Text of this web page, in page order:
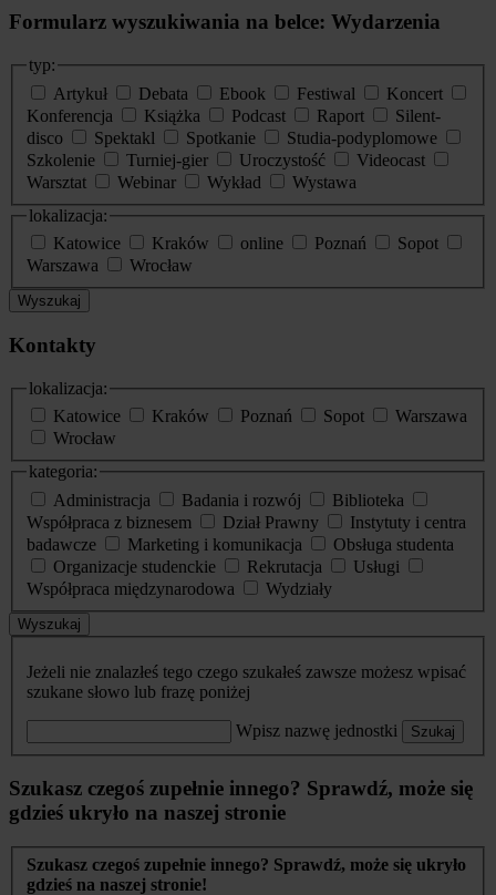
Formularz wyszukiwania na belce: Wydarzenia
typ:
Artykuł
Debata Ebook Festiwal
Koncert
Konferencja
Książka Podcast Raport
Silent-
disco
Spektakl Spotkanie
Studia-podyplomowe
Szkolenie
Turniej-gier Uroczystość
Videocast
Warsztat
Webinar Wykład
Wystawa
lokalizacja:
Katowice
Kraków online Poznań
Sopot
Warszawa
Wrocław
Wyszukaj
Kontakty
lokalizacja:
Katowice
Kraków Poznań Sopot
Warszawa
Wrocław
kategoria:
Administracja
Badania i rozwój
Biblioteka
Współpraca z biznesem
Dział Prawny
Instytuty i centra
badawcze
Marketing i komunikacja
Obsługa studenta
Organizacje studenckie
Rekrutacja
Usługi
Współpraca międzynarodowa
Wydziały
Wyszukaj
Jeżeli nie znalazłeś tego czego szukałeś zawsze możesz wpisać
szukane słowo lub frazę poniżej
Wpisz nazwę jednostki Szukaj
Szukasz czegoś zupełnie innego? Sprawdź, może się
gdzieś ukryło na naszej stronie
Szukasz czegoś zupełnie innego? Sprawdź, może się ukryło
gdzieś na naszej stronie!